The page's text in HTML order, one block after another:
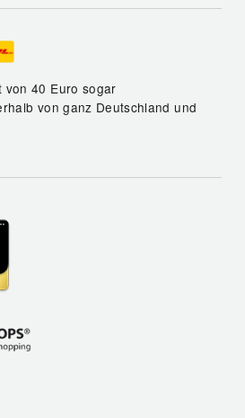
von 40 Euro sogar
von ganz Deutschland und